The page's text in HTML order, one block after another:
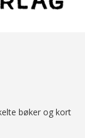
bøker og kort